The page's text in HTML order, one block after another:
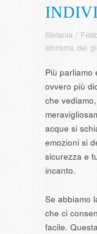
Stefania /
aforisma del
Più parliamo
ovvero più
che
acque si
emozioni si
sicurezza e
incanto.
Se abbiamo
che ci
facile.